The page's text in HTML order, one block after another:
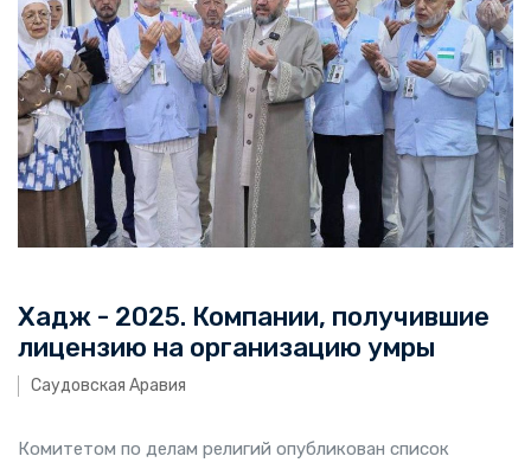
Хадж - 2025. Компании, получившие
лицензию на организацию умры
Саудовская Аравия
Комитетом по делам религий опубликован список